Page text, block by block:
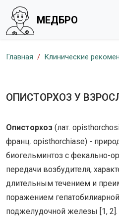
МЕДБРО
Главная Клинические
ОПИСТОРХОЗ У
Описторхоз (лат.
франц. opisthorchiase) -
биогельминтоз с фекально-
передачи возбудителя,
длительным течением и
поражением
поджелудочной железы [1, 2].